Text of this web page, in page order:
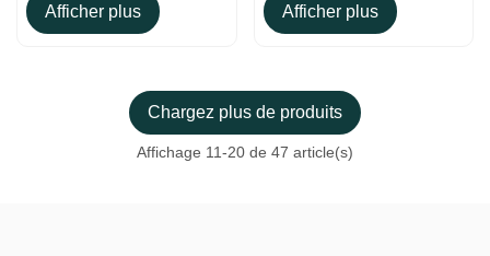
Afficher plus Afficher plus
Chargez plus de produits
Affichage 11-20 de 47 article(s)